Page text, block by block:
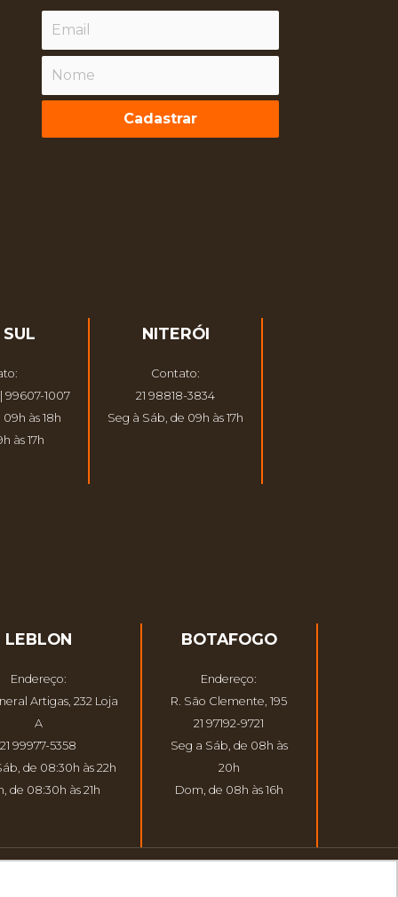
Cadastrar
99607-1007
às 18h
às 17h
NITERÓI
Contato:
21 98818-3834
Seg à Sáb, de 09h às 17h
LEBLON
Endereço:
Artigas, 232 Loja
A
21 99977-5358
de 08:30h às 22h
de 08:30h às 21h
BOTAFOGO
Endereço:
R. São Clemente, 195
21 97192-9721
Seg a Sáb, de 08h às
20h
Dom, de 08h às 16h